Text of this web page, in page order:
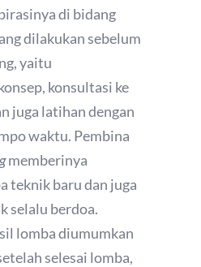
di bidang
dilakukan sebelum
yaitu
konsultasi ke
juga latihan dengan
waktu. Pembina
memberinya
teknik baru dan juga
selalu berdoa.
lomba diumumkan
selesai lomba,